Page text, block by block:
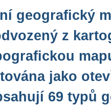
geografický
z
jako
69 typů